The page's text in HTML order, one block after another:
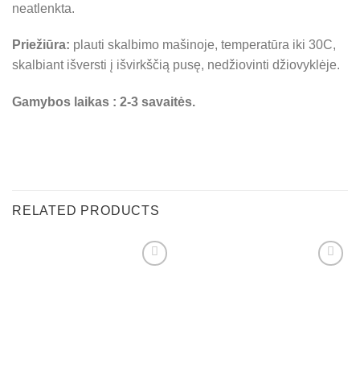
neatlenkta.
Priežiūra: plauti skalbimo mašinoje, temperatūra iki 30C,
skalbiant išversti į išvirkščią pusę, nedžiovinti džiovyklėje.
Gamybos laikas : 2-3 savaitės.
RELATED PRODUCTS